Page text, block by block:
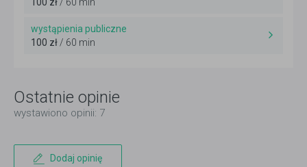
100 zł/ 60 min
wystąpienia publiczne
100 zł/ 60 min
Ostatnie opinie
wystawiono opinii: 7
Dodaj opinię